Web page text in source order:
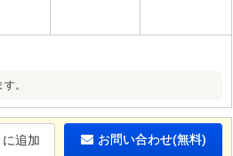
。
追加 お問い合わせ(無料)